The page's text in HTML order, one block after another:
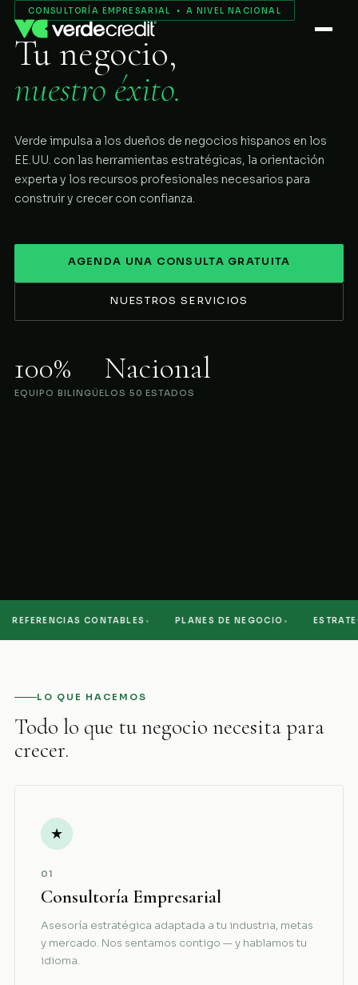
Servicios
Nosotros
Proceso
COMENZAR
CONSULTORÍA EMPRESARIAL • A NIVEL NACIONAL
Tu negocio,
nuestro éxito.
Verde impulsa a los dueños de negocios hispanos en los
EE.UU. con las herramientas estratégicas, la orientación
experta y los recursos profesionales necesarios para
construir y crecer con confianza.
AGENDA UNA CONSULTA GRATUITA
NUESTROS SERVICIOS
100%
EQUIPO BILINGÜE
Nacional
LOS 50 ESTADOS
CONTABLES· PLANES DE NEGOCIO·
LO QUE HACEMOS
Todo lo que tu negocio necesita para
crecer.
★
01
Consultoría Empresarial
Asesoría estratégica adaptada a tu industria, metas
y mercado. Nos sentamos contigo — y hablamos tu
idioma.